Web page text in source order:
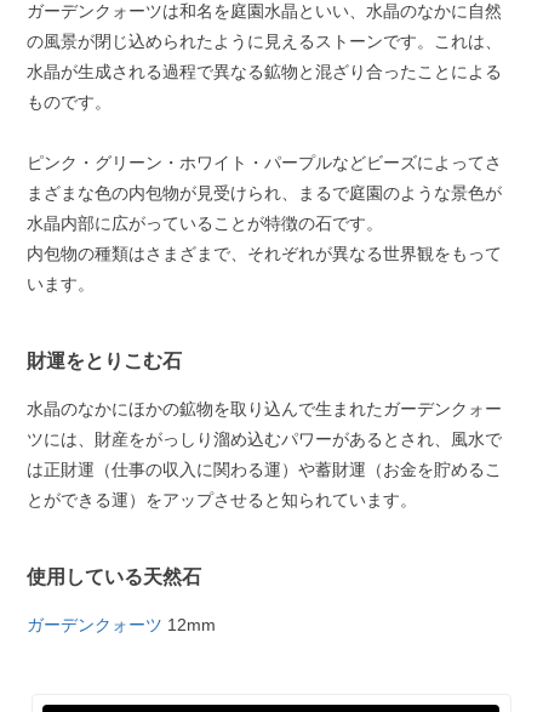
ガーデンクォーツは和名を庭園水晶といい、水晶のなかに自然
の風景が閉じ込められたように見えるストーンです。これは、
水晶が生成される過程で異なる鉱物と混ざり合ったことによる
ものです。
ピンク・グリーン・ホワイト・パープルなどビーズによってさ
まざまな色の内包物が見受けられ、まるで庭園のような景色が
水晶内部に広がっていることが特徴の石です。
内包物の種類はさまざまで、それぞれが異なる世界観をもって
います。
財運をとりこむ石
水晶のなかにほかの鉱物を取り込んで生まれたガーデンクォー
ツには、財産をがっしり溜め込むパワーがあるとされ、風水で
は正財運（仕事の収入に関わる運）や蓄財運（お金を貯めるこ
とができる運）をアップさせると知られています。
使用している天然石
ガーデンクォーツ 12mm